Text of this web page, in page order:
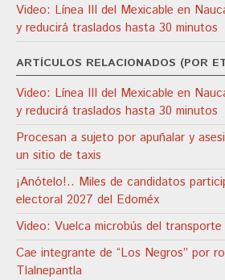
Video: Línea III del Mexicable en
y reducirá traslados hasta 30 minutos
ARTÍCULOS RELACIONADOS (POR
Video: Línea III del Mexicable en
y reducirá traslados hasta 30 minutos
Procesan a sujeto por apuñalar y
un sitio de taxis
¡Anótelo!.. Miles de candidatos
electoral 2027 del Edoméx
Video: Vuelca microbús del
Cae integrante de “Los Negros” por
Tlalnepantla